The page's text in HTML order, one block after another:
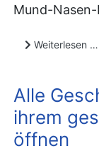
Mund-
Weiterlesen …
Alle
ihrem
öffnen